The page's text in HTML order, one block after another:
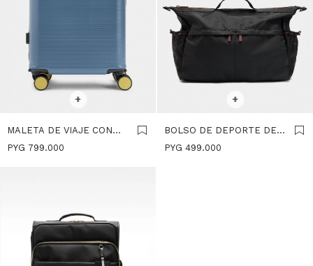
SELECCIONAR TALLE
+
MALETA DE VIAJE CON
TEXTURA - AZUL
PYG 799.000
+
BOLSO DE DEPORTE DE
NYLON - NEGRO
PYG 499.000